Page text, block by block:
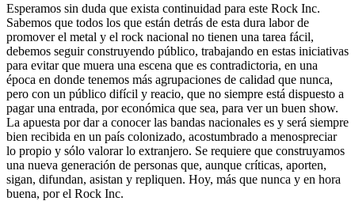
Esperamos sin duda que exista continuidad para este Rock Inc.
Sabemos que todos los que están detrás de esta dura labor de
promover el metal y el rock nacional no tienen una tarea fácil,
debemos seguir construyendo público, trabajando en estas iniciativas
para evitar que muera una escena que es contradictoria, en una
época en donde tenemos más agrupaciones de calidad que nunca,
pero con un público difícil y reacio, que no siempre está dispuesto a
pagar una entrada, por económica que sea, para ver un buen show.
La apuesta por dar a conocer las bandas nacionales es y será siempre
bien recibida en un país colonizado, acostumbrado a menospreciar
lo propio y sólo valorar lo extranjero. Se requiere que construyamos
una nueva generación de personas que, aunque críticas, aporten,
sigan, difundan, asistan y repliquen. Hoy, más que nunca y en hora
buena, por el Rock Inc.